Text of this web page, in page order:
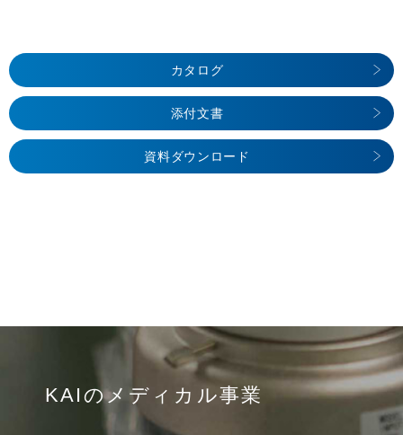
カタログ
添付文書
資料ダウンロード
KAIのメディカル事業